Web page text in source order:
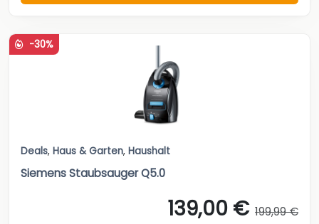
-30%
Deals, Haus & Garten, Haushalt
Siemens Staubsauger Q5.0
139,00 € 199,99 €